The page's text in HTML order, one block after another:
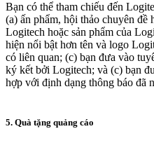
Bạn có thể tham chiếu đến
(a) ấn phẩm, hội thảo chuyên đề
Logitech hoặc sản phẩm của
hiện nổi bật hơn tên và logo
có liên quan; (c) bạn đưa vào
ký kết bởi Logitech; và (c) bạn
hợp với định dạng thông báo đã
5. Quà tặng quảng cáo